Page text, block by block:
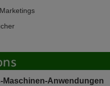
Anwendungen